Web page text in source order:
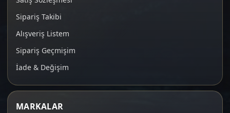
Sipariş Takibi
Alışveriş Listem
Sipariş Geçmişim
İade & Değişim
MARKALAR